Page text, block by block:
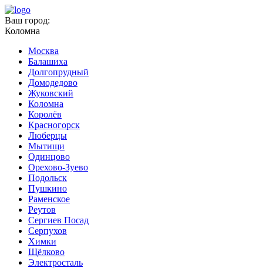
Ваш город:
Коломна
Москва
Балашиха
Долгопрудный
Домодедово
Жуковский
Коломна
Королёв
Красногорск
Люберцы
Мытищи
Одинцово
Орехово-Зуево
Подольск
Пушкино
Раменское
Реутов
Сергиев Посад
Серпухов
Химки
Щёлково
Электросталь